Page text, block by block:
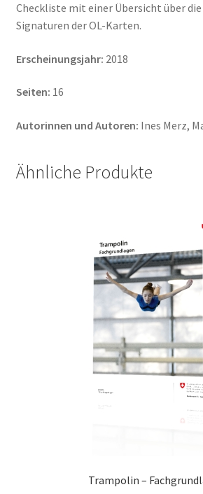
Checkliste mit einer Übersicht über
Signaturen der OL-Karten.
Erscheinungsjahr: 2018
Seiten: 16
Autorinnen und Autoren: Ines Merz,
Ähnliche Produkte
Trampolin –